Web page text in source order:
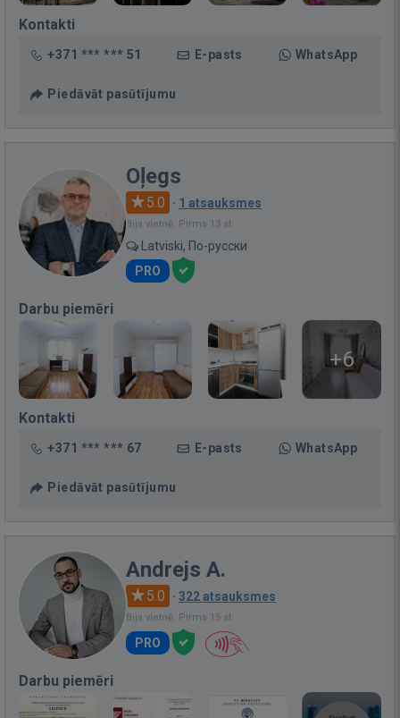
Kontakti
+371 *** *** 51 E-pasts WhatsApp
Piedāvāt pasūtījumu
Oļegs
5.0 · 1 atsauksmes
Bija vietnē: Pirms 13 st.
Latviski, По-русски
PRO
Darbu piemēri
+6
Kontakti
+371 *** *** 67 E-pasts WhatsApp
Piedāvāt pasūtījumu
Andrejs A.
5.0 · 322 atsauksmes
Bija vietnē: Pirms 15 st.
PRO
Darbu piemēri